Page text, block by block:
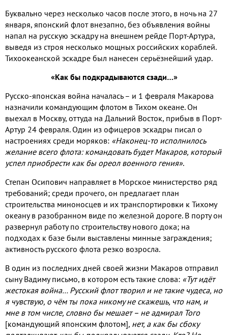
Буквально через несколько часов после этого, в ночь на 27
января, японский флот внезапно, без объявления войны
напал на русскую эскадру на внешнем рейде Порт-Артура,
выведя из строя несколько мощных российских кораблей.
Тихоокеанской эскадре был нанесен серьёзнейший удар.
«Как бы подкрадываются сзади…»
Русско-японская война началась – и 1 февраля Макарова
назначили командующим флотом в Тихом океане. Он
выехал в Москву, оттуда на Дальний Восток, прибыв в Порт-
Артур 24 февраля. Один из офицеров эскадры писал о
настроениях среди моряков: «Наконец-то исполнилось
желание всего флота: командовать будет Макаров, который
успел приобрести как бы ореол военного гения».
Степан Осипович направляет в Морское министерство ряд
требований; среди прочего, он предлагает план
строительства миноносцев и их транспортировки к Тихому
океану в разобранном виде по железной дороге. В порту он
развернул работу по строительству нового дока; на
подходах к базе были выставлены минные заграждения;
активность русского флота резко возросла.
В один из последних дней своей жизни Макаров отправил
сыну Вадиму письмо, в котором есть такие слова: «Тут идёт
жестокая война… Русский флот творил и не такие чудеса, но
я чувствую, о чём ты пока никому не скажешь, что нам, и
мне в том числе, словно бы мешает – не адмирал Того
[командующий японским флотом], нет, а как бы сбоку